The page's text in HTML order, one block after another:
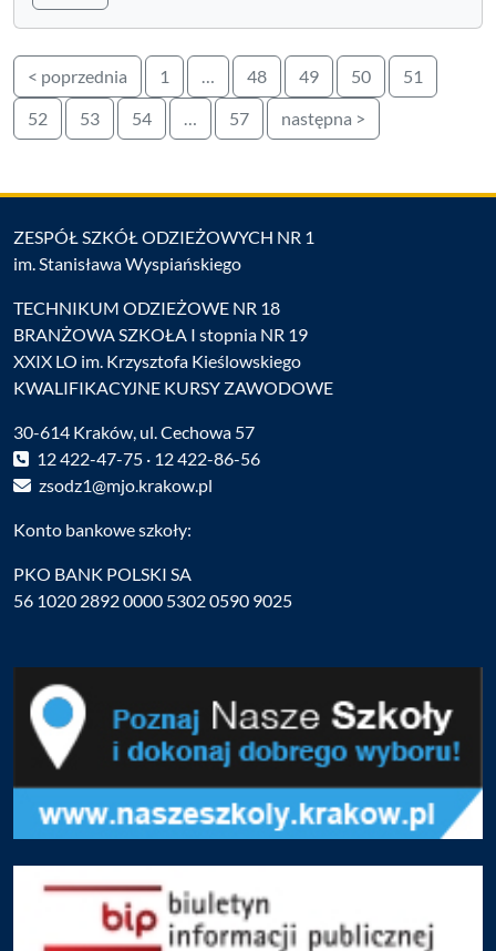
Stronicowanie
wpisów
< poprzednia 1 … 48 49 50
51
52
53 54 … 57 następna >
ZESPÓŁ SZKÓŁ ODZIEŻOWYCH NR 1
im. Stanisława Wyspiańskiego
TECHNIKUM ODZIEŻOWE NR 18
BRANŻOWA SZKOŁA I stopnia NR 19
XXIX LO im. Krzysztofa Kieślowskiego
KWALIFIKACYJNE KURSY ZAWODOWE
30-614 Kraków, ul. Cechowa 57
12 422-47-75 · 12 422-86-56
zsodz1@mjo.krakow.pl
Konto bankowe szkoły:
PKO BANK POLSKI SA
56 1020 2892 0000 5302 0590 9025